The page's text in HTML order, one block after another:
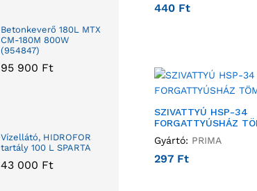
440 Ft
SZIVATTYÚ HSP-34
FORGATTYÚSHÁZ
Gyártó: PRIMA
297 Ft
Betonkeverő 180L MTX
CM-180M 800W
(954847)
95 900 Ft
Vízellátó, HIDROFOR
tartály 100 L SPARTA
43 000 Ft